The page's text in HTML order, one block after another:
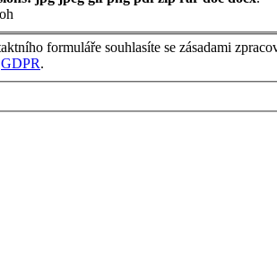
formuláře souhlasíte se zásadami
GDPR.